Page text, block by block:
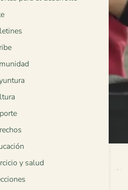
archivo ODI.
y salud